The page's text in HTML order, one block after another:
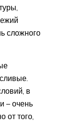
сложного
в
– очень
от того,